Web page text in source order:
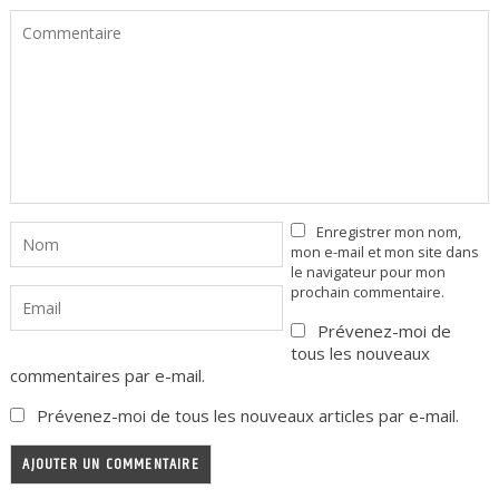
Enregistrer mon nom,
mon e-mail et mon site dans
le navigateur pour mon
prochain commentaire.
Prévenez-moi de
tous les nouveaux
commentaires par e-mail.
Prévenez-moi de tous les nouveaux articles par e-mail.